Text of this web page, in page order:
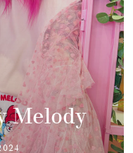
Melody